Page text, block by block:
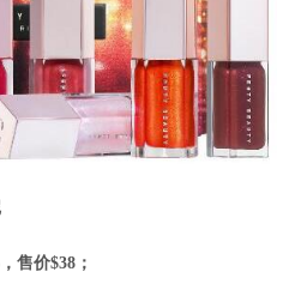
售价$38；